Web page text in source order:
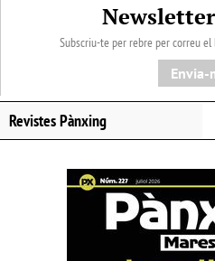
Subscriu-te per rebre per correu
Envia-
Revistes Pànxing